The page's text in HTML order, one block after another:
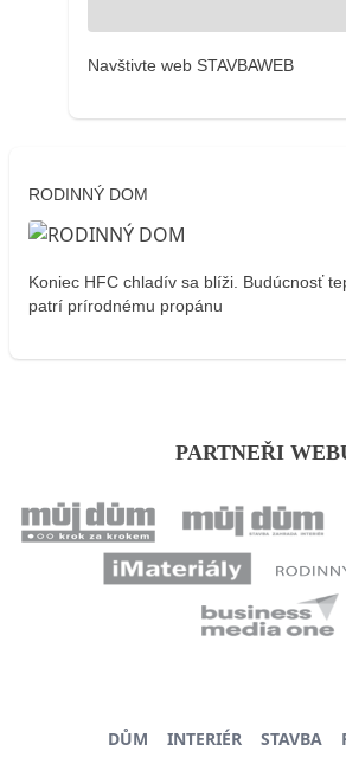
Navštivte web STAVBAWEB
RODINNÝ DOM
Koniec HFC chladív sa blíži. Budúcnosť
patrí prírodnému propánu
PARTNEŘI
DŮM INTERIÉR STAVBA